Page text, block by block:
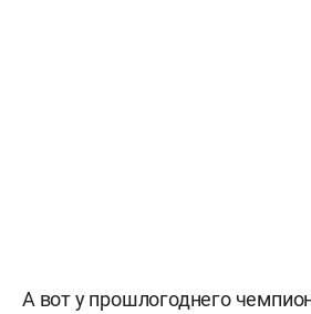
А вот у прошлогоднего